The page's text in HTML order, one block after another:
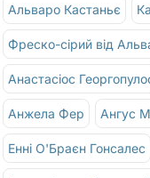
Альваро Кастаньє
Фреско-сірий від
Анастасіос
Анжела Фер Ангус
Енні О'Браєн Гонсалес